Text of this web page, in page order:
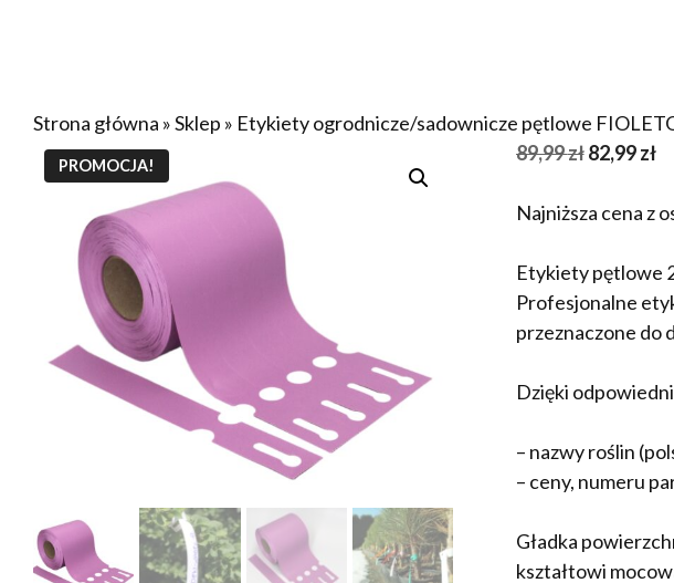
Strona główna »Sklep » Etykiety ogrodnicze/sadownicze pętlowe
PROMOCJA!
89,99zł Pierwotna
wynosiła:
82,99zł
Najniższa cena z
Etykiety pętlowe
Profesjonalne
przeznaczone do
Dzięki
– nazwy roślin
– ceny, numeru
Gładka
kształtowi